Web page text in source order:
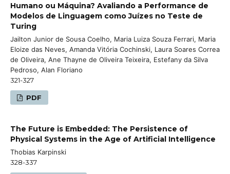
Humano ou Máquina? Avaliando a Performance de
Modelos de Linguagem como Juízes no Teste de
Turing
Jailton Junior de Sousa Coelho, Maria Luiza Souza Ferrari, Maria
Eloize das Neves, Amanda Vitória Cochinski, Laura Soares Correa
de Oliveira, Ane Thayne de Oliveira Teixeira, Estefany da Silva
Pedroso, Alan Floriano
321-327
PDF
The Future is Embedded: The Persistence of
Physical Systems in the Age of Artificial Intelligence
Thobias Karpinski
328-337